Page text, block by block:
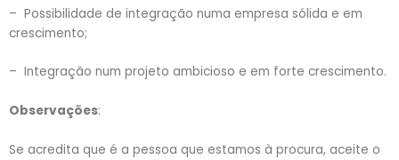
– Possibilidade de integração numa empresa sólida e em
crescimento;
– Integração num projeto ambicioso e em forte crescimento.
Observações:
Se acredita que é a pessoa que estamos à procura, aceite o